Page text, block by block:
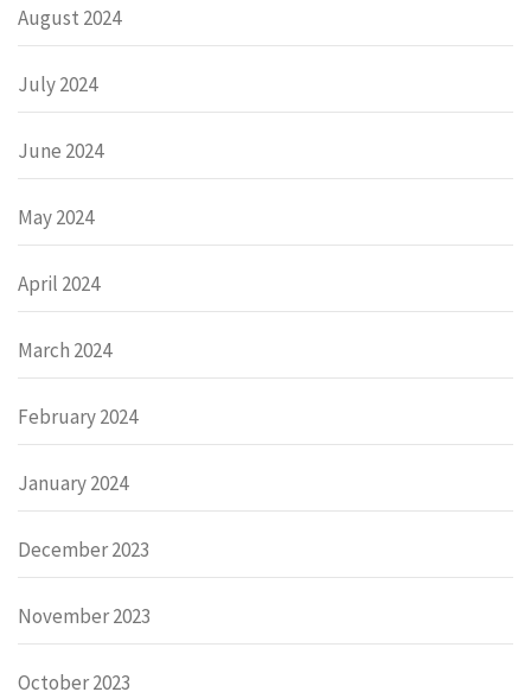
August 2024
July 2024
June 2024
May 2024
April 2024
March 2024
February 2024
January 2024
December 2023
November 2023
October 2023